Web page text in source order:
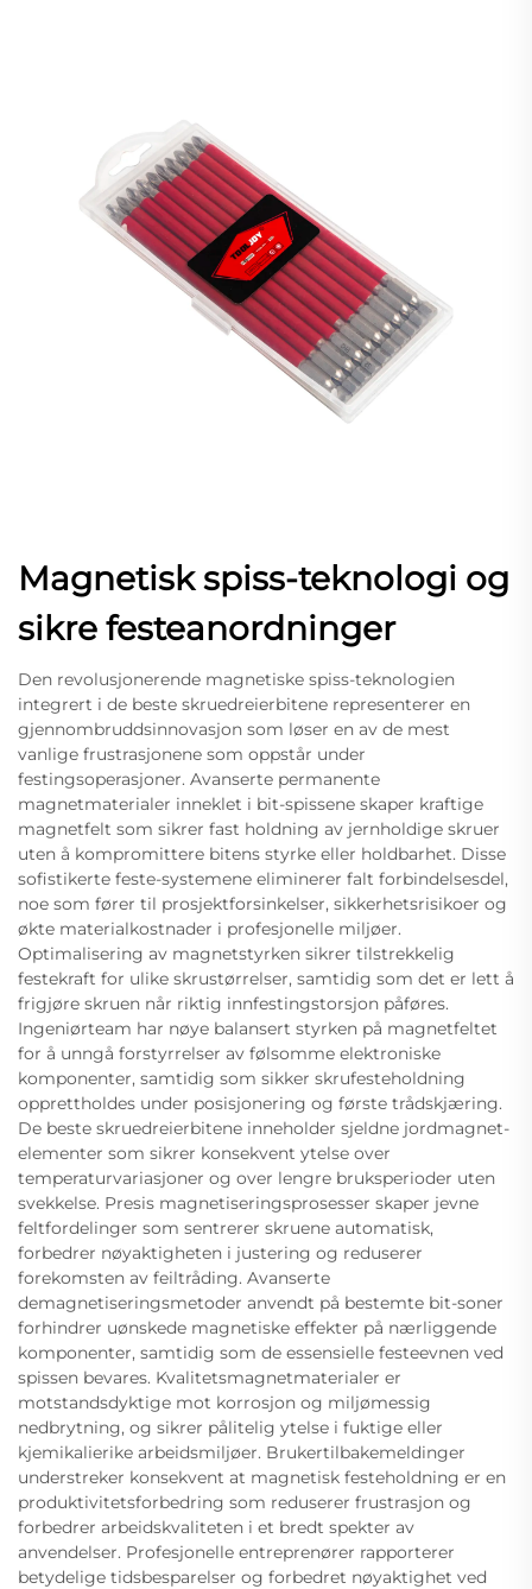
Magnetisk spiss-teknologi og
sikre festeanordninger
Den revolusjonerende magnetiske spiss-teknologien
integrert i de beste skruedreierbitene representerer en
gjennombruddsinnovasjon som løser en av de mest
vanlige frustrasjonene som oppstår under
festingsoperasjoner. Avanserte permanente
magnetmaterialer inneklet i bit-spissene skaper kraftige
magnetfelt som sikrer fast holdning av jernholdige skruer
uten å kompromittere bitens styrke eller holdbarhet. Disse
sofistikerte feste-systemene eliminerer falt forbindelsesdel,
noe som fører til prosjektforsinkelser, sikkerhetsrisikoer og
økte materialkostnader i profesjonelle miljøer.
Optimalisering av magnetstyrken sikrer tilstrekkelig
festekraft for ulike skrustørrelser, samtidig som det er lett å
frigjøre skruen når riktig innfestingstorsjon påføres.
Ingeniørteam har nøye balansert styrken på magnetfeltet
for å unngå forstyrrelser av følsomme elektroniske
komponenter, samtidig som sikker skrufesteholdning
opprettholdes under posisjonering og første trådskjæring.
De beste skruedreierbitene inneholder sjeldne jordmagnet-
elementer som sikrer konsekvent ytelse over
temperaturvariasjoner og over lengre bruksperioder uten
svekkelse. Presis magnetiseringsprosesser skaper jevne
feltfordelinger som sentrerer skruene automatisk,
forbedrer nøyaktigheten i justering og reduserer
forekomsten av feiltråding. Avanserte
demagnetiseringsmetoder anvendt på bestemte bit-soner
forhindrer uønskede magnetiske effekter på nærliggende
komponenter, samtidig som de essensielle festeevnen ved
spissen bevares. Kvalitetsmagnetmaterialer er
motstandsdyktige mot korrosjon og miljømessig
nedbrytning, og sikrer pålitelig ytelse i fuktige eller
kjemikalierike arbeidsmiljøer. Brukertilbakemeldinger
understreker konsekvent at magnetisk festeholdning er en
produktivitetsforbedring som reduserer frustrasjon og
forbedrer arbeidskvaliteten i et bredt spekter av
anvendelser. Profesjonelle entreprenører rapporterer
betydelige tidsbesparelser og forbedret nøyaktighet ved